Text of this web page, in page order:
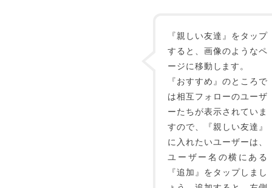
『親しい友達』をタップ
すると、画像のようなペ
ージに移動します。
『おすすめ』のところで
は相互フォローのユーザ
ーたちが表示されていま
すので、『親しい友達』
に入れたいユーザーは、
ユーザー名の横にある
『追加』をタップしまし